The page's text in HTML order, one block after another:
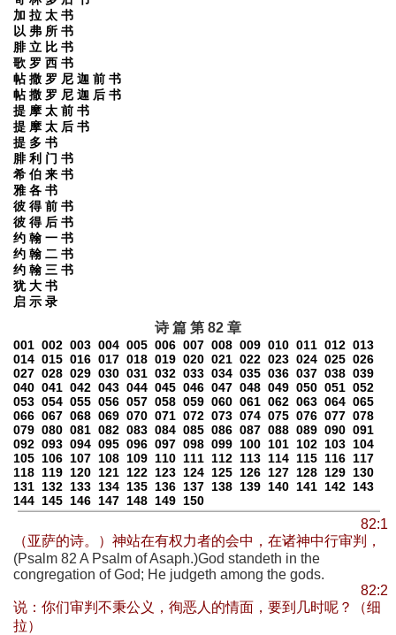
加 拉 太 书
以 弗 所 书
腓 立 比 书
歌 罗 西 书
帖 撒 罗 尼 迦 前 书
帖 撒 罗 尼 迦 后 书
提 摩 太 前 书
提 摩 太 后 书
提 多 书
腓 利 门 书
希 伯 来 书
雅 各 书
彼 得 前 书
彼 得 后 书
约 翰 一 书
约 翰 二 书
约 翰 三 书
犹 大 书
启 示 录
诗 篇 第 82 章
001 002 003 004 005 006 007 008 009 010 011 012 013
014 015 016 017 018 019 020 021 022 023 024 025 026
027 028 029 030 031 032 033 034 035 036 037 038 039
040 041 042 043 044 045 046 047 048 049 050 051 052
053 054 055 056 057 058 059 060 061 062 063 064 065
066 067 068 069 070 071 072 073 074 075 076 077 078
079 080 081 082 083 084 085 086 087 088 089 090 091
092 093 094 095 096 097 098 099 100 101 102 103 104
105 106 107 108 109 110 111 112 113 114 115 116 117
118 119 120 121 122 123 124 125 126 127 128 129 130
131 132 133 134 135 136 137 138 139 140 141 142 143
144 145 146 147 148 149 150
82:1
（亚萨的诗。）神站在有权力者的会中，在诸神中行审判，
(Psalm 82 A Psalm of Asaph.)God standeth in the
congregation of God; He judgeth among the gods.
82:2
说：你们审判不秉公义，徇恶人的情面，要到几时呢？（细
拉）